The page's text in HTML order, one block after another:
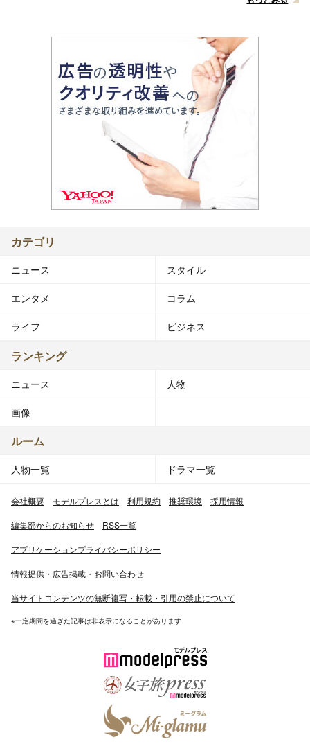
カテゴリ
ニュース スタイル
エンタメ コラム
ライフ ビジネス
ランキング
ニュース 人物
画像
ルーム
人物一覧 ドラマ一覧
会社概要 モデルプレスとは 利用規約 推奨環境 採用情報
編集部からのお知らせ RSS一覧
アプリケーションプライバシーポリシー
情報提供・広告掲載・お問い合わせ
当サイトコンテンツの無断複写・転載・引用の禁止について
※一定期間を過ぎた記事は非表示になることがあります